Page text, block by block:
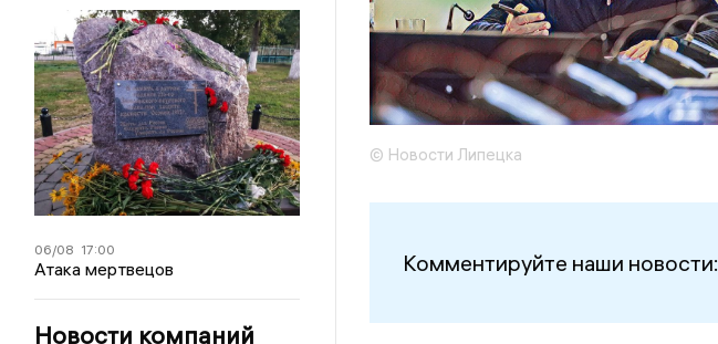
06/08 17:00
Атака мертвецов
Новости компаний
© Новости Липецка
Комментируйте наши новости: